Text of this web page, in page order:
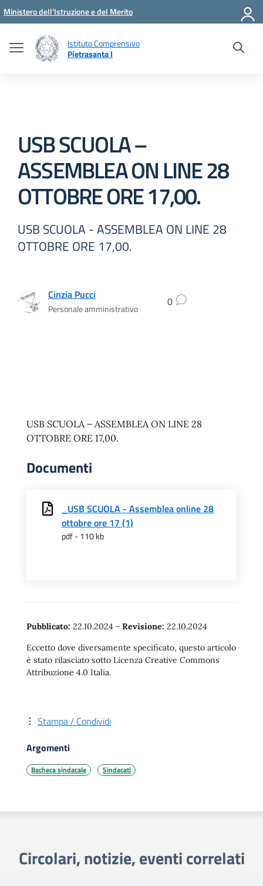
Vai ai contenuti
Vai al menu di navigazione
Vai al footer
Ministero dell'Istruzione e del Merito
Istituto Comprensivo
Pietrasanta I
USB SCUOLA –
ASSEMBLEA ON LINE 28
OTTOBRE ORE 17,00.
USB SCUOLA - ASSEMBLEA ON LINE 28
OTTOBRE ORE 17,00.
Cinzia Pucci
Personale amministrativo 0
USB SCUOLA – ASSEMBLEA ON LINE 28
OTTOBRE ORE 17,00.
Documenti
_USB SCUOLA - Assemblea online 28
ottobre ore 17 (1)
pdf - 110 kb
Pubblicato: 22.10.2024 - Revisione: 22.10.2024
Eccetto dove diversamente specificato, questo articolo
è stato rilasciato sotto Licenza Creative Commons
Attribuzione 4.0 Italia.
Stampa / Condividi
Argomenti
Bacheca sindacale Sindacati
Circolari, notizie, eventi correlati